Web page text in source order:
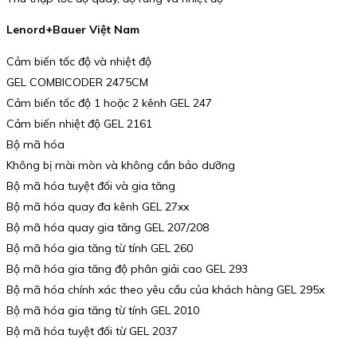
Lenord+Bauer Việt Nam
Cảm biến tốc độ và nhiệt độ
GEL COMBICODER 2475CM
Cảm biến tốc độ 1 hoặc 2 kênh GEL 247
Cảm biến nhiệt độ GEL 2161
Bộ mã hóa
Không bị mài mòn và không cần bảo dưỡng
Bộ mã hóa tuyệt đối và gia tăng
Bộ mã hóa quay đa kênh GEL 27xx
Bộ mã hóa quay gia tăng GEL 207/208
Bộ mã hóa gia tăng từ tính GEL 260
Bộ mã hóa gia tăng độ phân giải cao GEL 293
Bộ mã hóa chính xác theo yêu cầu của khách hàng GEL 295x
Bộ mã hóa gia tăng từ tính GEL 2010
Bộ mã hóa tuyệt đối từ GEL 2037